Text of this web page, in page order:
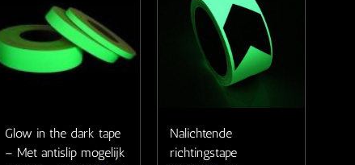
Glow in the dark tape
– Met antislip mogelijk
Nalichtende
richtingstape